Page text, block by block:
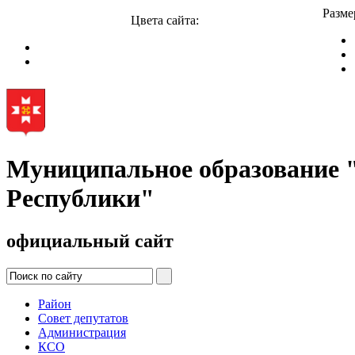
Цвета сайта:
Муниципальное
Республики"
официальный сайт
Район
Совет депутатов
Администрация
КСО